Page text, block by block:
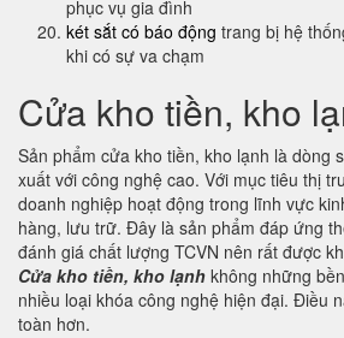
phục vụ gia đình
két sắt có báo động trang bị hệ
khi có sự va chạm
Cửa kho tiền, kho
Sản phẩm cửa kho tiền, kho lạnh là dòng
xuất với công nghệ cao. Với mục tiêu thị
doanh nghiệp hoạt động trong lĩnh vực
hàng, lưu trữ. Đây là sản phẩm đáp ứng
đánh giá chất lượng TCVN nên rất được
Cửa kho tiền, kho lạnh không những
nhiều loại khóa công nghệ hiện đại. Điều
toàn hơn.